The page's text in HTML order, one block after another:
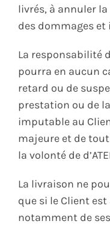
livrés, à annuler
des dommages
La responsabilité
pourra en aucun
retard ou de
prestation ou de
imputable au
majeure et de
la volonté de
La livraison ne
que si le Client
notamment de